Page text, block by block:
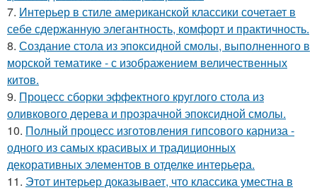
7. Интерьер в стиле американской классики сочетает в
себе сдержанную элегантность, комфорт и практичность.
8. Создание стола из эпоксидной смолы, выполненного в
морской тематике - с изображением величественных
китов.
9. Процесс сборки эффектного круглого стола из
оливкового дерева и прозрачной эпоксидной смолы.
10. Полный процесс изготовления гипсового карниза -
одного из самых красивых и традиционных
декоративных элементов в отделке интерьера.
11. Этот интерьер доказывает, что классика уместна в